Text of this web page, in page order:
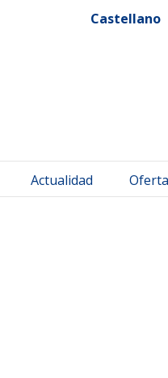
Castellano
Actualidad